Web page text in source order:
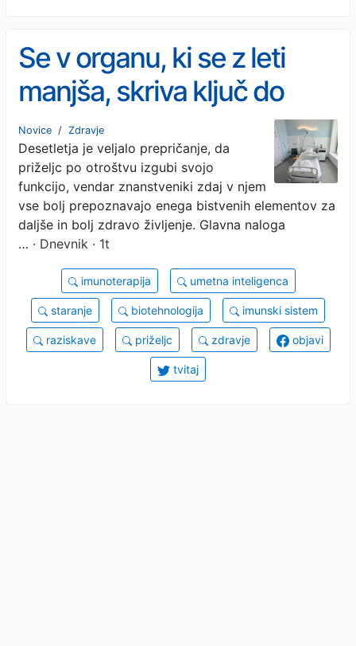
Se v organu, ki se z leti
manjša, skriva ključ do
dolgoživosti?
Novice / Zdravje
Desetletja je veljalo prepričanje, da
priželjc po otroštvu izgubi svojo
funkcijo, vendar znanstveniki zdaj v njem
vse bolj prepoznavajo enega bistvenih elementov za
daljše in bolj zdravo življenje. Glavna naloga
… · Dnevnik · 1t
imunoterapija umetna inteligenca
staranje biotehnologija imunski sistem
raziskave priželjc zdravje objavi
tvitaj